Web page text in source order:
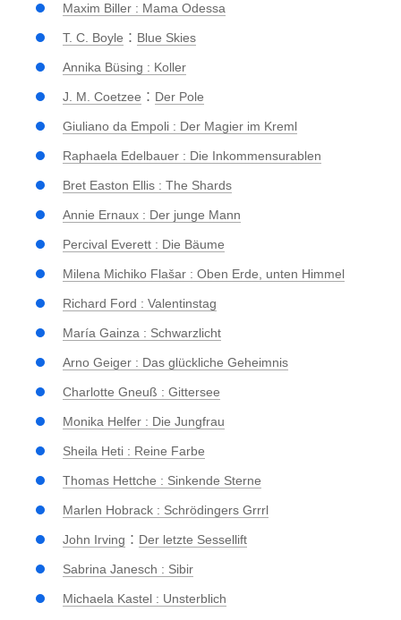
Maxim Biller : Mama Odessa
T. C. Boyle : Blue Skies
Annika Büsing : Koller
J. M. Coetzee : Der Pole
Giuliano da Empoli : Der Magier im Kreml
Raphaela Edelbauer : Die Inkommensurablen
Bret Easton Ellis : The Shards
Annie Ernaux : Der junge Mann
Percival Everett : Die Bäume
Milena Michiko Flašar : Oben Erde, unten Himmel
Richard Ford : Valentinstag
María Gainza : Schwarzlicht
Arno Geiger : Das glückliche Geheimnis
Charlotte Gneuß : Gittersee
Monika Helfer : Die Jungfrau
Sheila Heti : Reine Farbe
Thomas Hettche : Sinkende Sterne
Marlen Hobrack : Schrödingers Grrrl
John Irving : Der letzte Sessellift
Sabrina Janesch : Sibir
Michaela Kastel : Unsterblich